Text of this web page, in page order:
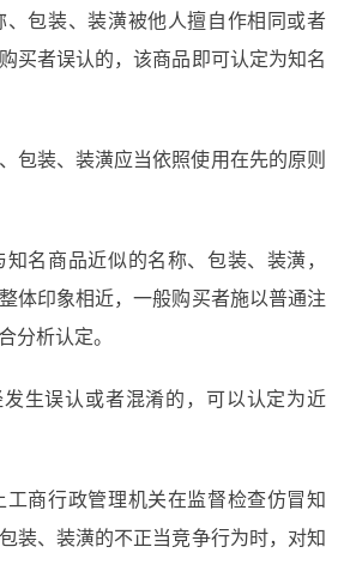
、包装、装潢被他人擅自作相同或者
买者误认的，该商品即可认定为知名
包装、装潢应当依照使用在先的原则
知名商品近似的名称、包装、装潢，
体印象相近，一般购买者施以普通注
分析认定。
生误认或者混淆的，可以认定为近
工商行政管理机关在监督检查仿冒知
装、装潢的不正当竞争行为时，对知